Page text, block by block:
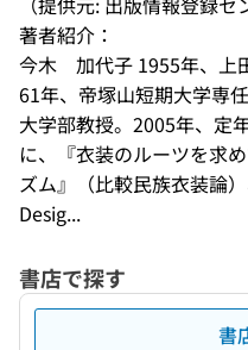
著者紹介：
今木　加代子 1955年、上
61年、帝塚山短期大学専
大学部教授。2005年、定
に、『衣装のルーツを求
ズム』（比較民族衣装論
Desig...
書店で探す
書